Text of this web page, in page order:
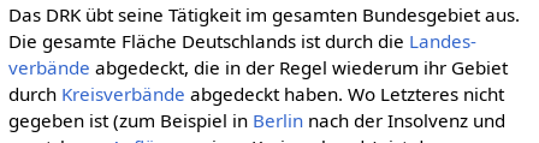
Das DRK übt seine Tätigkeit im gesamten Bundesgebiet aus.
Die gesamte Fläche Deutschlands ist durch die Landes­
verbände abgedeckt, die in der Regel wiederum ihr Gebiet
durch Kreis­verbände abgedeckt haben. Wo Letzteres nicht
gegeben ist (zum Beispiel in Berlinnach der Insolvenz und